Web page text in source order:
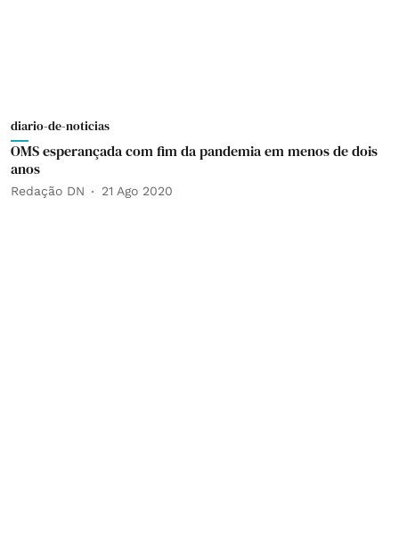
diario-de-noticias
OMS esperançada com fim da pandemia em menos de dois
anos
Redação DN 21 Ago 2020